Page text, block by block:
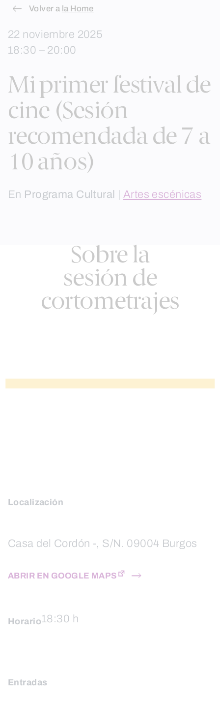
Skip
content
Volver a la Home
22 noviembre 2025
18:30 – 20:00
Mi primer festival de
cine (Sesión
recomendada de 7 a
10 años)
En Programa Cultural Artes escénicas
Sobre la
sesión de
cortometrajes
Localización
Casa del Cordón -, S/N. 09004 Burgos
ABRIR EN GOOGLE MAPS
Horario18:30 h
Entradas